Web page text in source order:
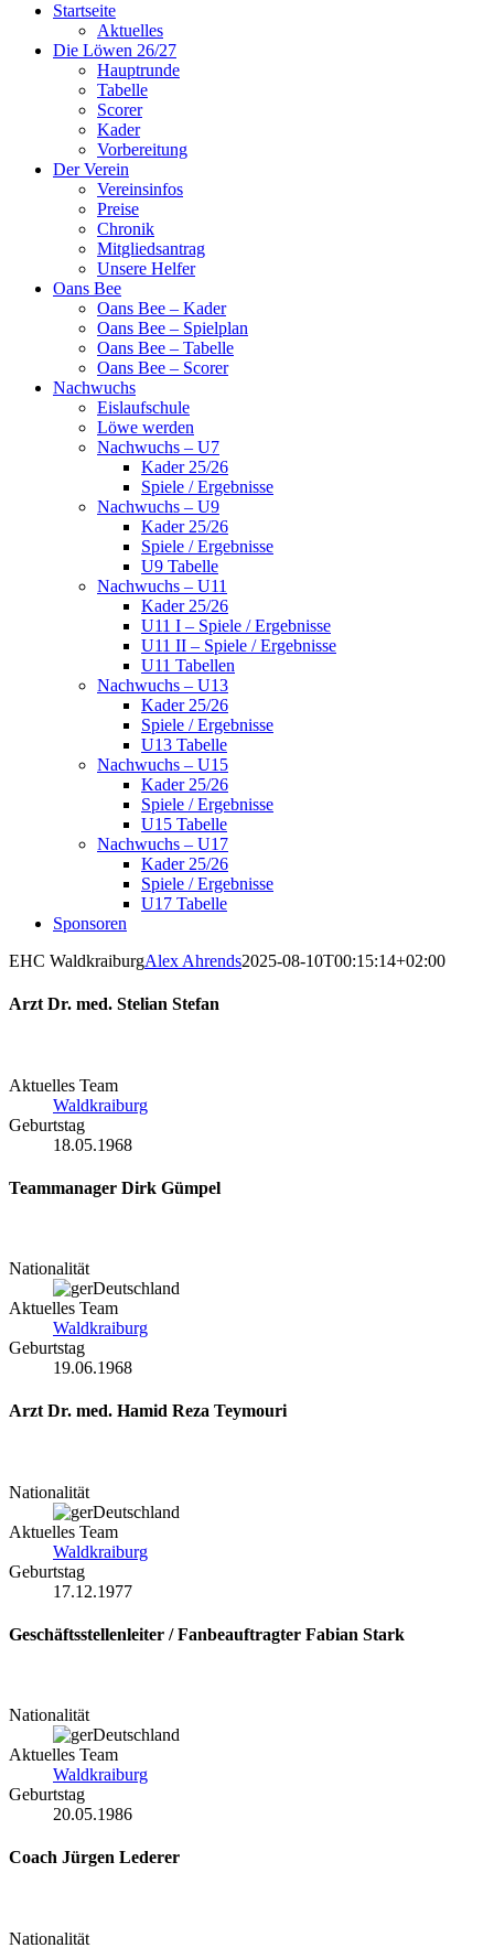
Startseite
Aktuelles
Die Löwen 26/27
Hauptrunde
Tabelle
Scorer
Kader
Vorbereitung
Der Verein
Vereinsinfos
Preise
Chronik
Mitgliedsantrag
Unsere Helfer
Oans Bee
Oans Bee – Kader
Oans Bee – Spielplan
Oans Bee – Tabelle
Oans Bee – Scorer
Nachwuchs
Eislaufschule
Löwe werden
Nachwuchs – U7
Kader 25/26
Spiele / Ergebnisse
Nachwuchs – U9
Kader 25/26
Spiele / Ergebnisse
U9 Tabelle
Nachwuchs – U11
Kader 25/26
U11 I – Spiele / Ergebnisse
U11 II – Spiele / Ergebnisse
U11 Tabellen
Nachwuchs – U13
Kader 25/26
Spiele / Ergebnisse
U13 Tabelle
Nachwuchs – U15
Kader 25/26
Spiele / Ergebnisse
U15 Tabelle
Nachwuchs – U17
Kader 25/26
Spiele / Ergebnisse
U17 Tabelle
Sponsoren
EHC WaldkraiburgAlex Ahrends2025-08-10T00:15:14+02:00
Arzt Dr. med. Stelian Stefan
Aktuelles Team
Waldkraiburg
Geburtstag
18.05.1968
Teammanager Dirk Gümpel
Nationalität
Deutschland
Aktuelles Team
Waldkraiburg
Geburtstag
19.06.1968
Arzt Dr. med. Hamid Reza Teymouri
Nationalität
Deutschland
Aktuelles Team
Waldkraiburg
Geburtstag
17.12.1977
Geschäftsstellenleiter / Fanbeauftragter Fabian Stark
Nationalität
Deutschland
Aktuelles Team
Waldkraiburg
Geburtstag
20.05.1986
Coach Jürgen Lederer
Nationalität